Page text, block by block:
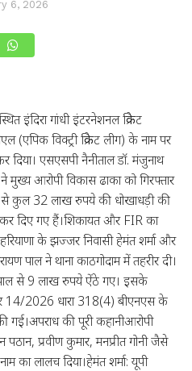
6, 2026
इंदिरा गांधी इंटरनेशनल क्रिकेट
(एपिक विक्ट्री क्रिकेट लीग) के नाम पर
दिया। एसएसपी नैनीताल डॉ. मंजुनाथ
मुख्य आरोपी विकास ढाका को गिरफ्तार
से कुल 32 लाख रुपये की धोखाधड़ी की
दिए गए हैं।शिकायत और FIR का
के झज्जर निवासी हेमंत शर्मा और
पाल ने थाना काठगोदाम में तहरीर दी।
से 9 लाख रुपये ऐंठे गए। इसके
2026 धारा 318(4) बीएनएस के
की पूरी कहानीआरोपी
प्रवीण कुमार, मनप्रीत गोनी जैसे
का लालच दिया।हेमंत शर्मा: यूपी